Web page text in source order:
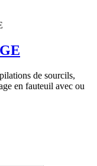
de sourcils,
en fauteuil avec ou